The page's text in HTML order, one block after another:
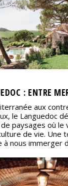
: ENTRE
aux
le Languedoc
paysages où le
de vie. Une
à nous immerger